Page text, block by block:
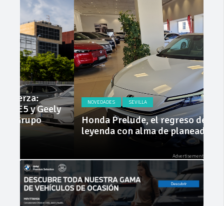
implementa
mejoras en la
A381 por Los
Invercar
amplía su flota
de vehículos de
manos de
Cadimar
NOVEDADES SEVILLA
Honda Prelude, el regreso de una
leyenda con alma de planeador